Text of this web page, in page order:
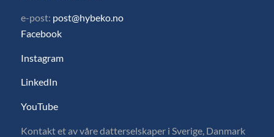
e-post: post@hybeko.no
Facebook
Instagram
LinkedIn
YouTube
Kontakt et av våre datterselskaper i Sverige, Danmark